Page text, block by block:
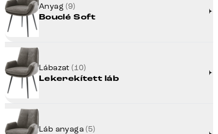
Anyag(9)
Bouclé Soft
Lábazat(10)
Lekerekített láb
Láb anyaga(5)